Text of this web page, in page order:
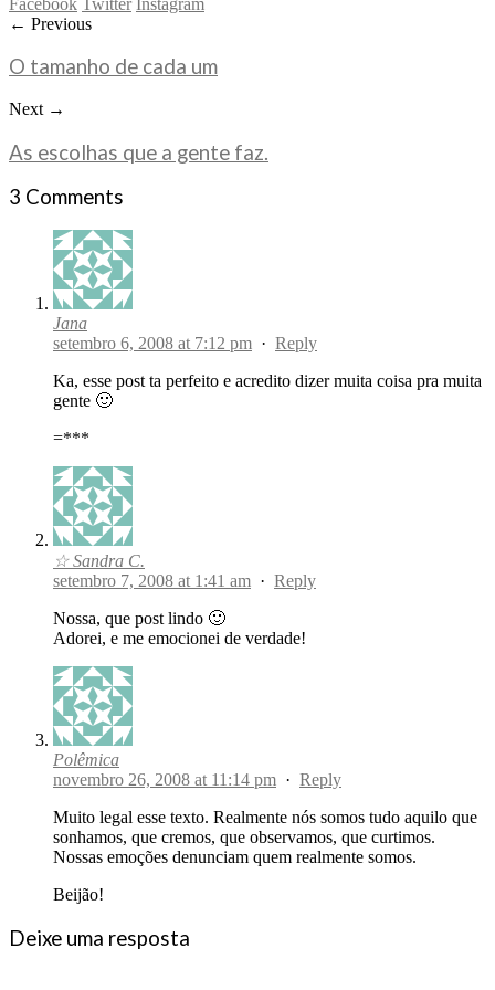
← Previous
O tamanho de cada um
Next →
As escolhas que a gente faz.
3 Comments
Jana
setembro 6, 2008 at 7:12 pm · Reply
Ka, esse post ta perfeito e acredito dizer muita coisa pra muita
gente 🙂
=***
☆ Sandra C.
setembro 7, 2008 at 1:41 am · Reply
Nossa, que post lindo 🙂
Adorei, e me emocionei de verdade!
Polêmica
novembro 26, 2008 at 11:14 pm · Reply
Muito legal esse texto. Realmente nós somos tudo aquilo que
sonhamos, que cremos, que observamos, que curtimos.
Nossas emoções denunciam quem realmente somos.
Beijão!
Deixe uma resposta